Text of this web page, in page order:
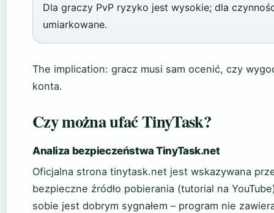
Dla graczy PvP ryzyko jest wysokie; dla
umiarkowane.
The implication: gracz musi sam ocenić, czy
konta.
Czy można ufać TinyTask?
Analiza bezpieczeństwa TinyTask.net
Oficjalna strona tinytask.net jest wskazywana
bezpieczne źródło pobierania (tutorial na
sobie jest dobrym sygnałem – program nie